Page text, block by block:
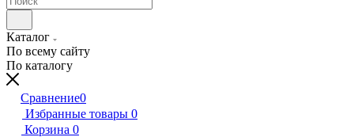
Каталог
По всему сайту
По каталогу
Сравнение0
Избранные товары 0
Корзина 0